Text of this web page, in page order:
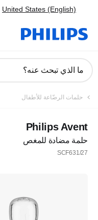
United States (English)
دعم
ما الذي تبحث عنه؟
تسجيل
حلمات الرضّاعة للأطفال
Philips Avent
حلمة مضادة للمغص
SCF631/27